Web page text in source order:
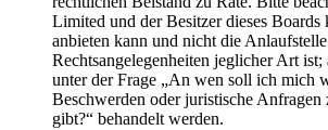
Limited und der Besitzer dieses Boards
anbieten kann und nicht die
Rechtsangelegenheiten jeglicher Art ist;
unter der Frage „An wen soll ich mich
Beschwerden oder juristische Anfragen
gibt?“ behandelt werden.